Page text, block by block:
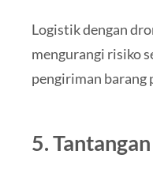
Logistik dengan
mengurangi risiko
pengiriman barang
5.